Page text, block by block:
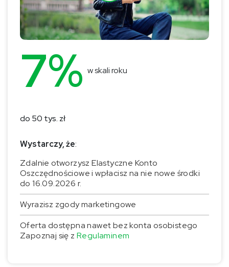
7% w skali roku
do 50 tys. zł
Wystarczy, że:
Zdalnie otworzysz Elastyczne Konto
Oszczędnościowe i wpłacisz na nie nowe środki
do 16.09.2026 r.
Wyrazisz zgody marketingowe
Oferta dostępna nawet bez konta osobistego
Zapoznaj się zRegulaminem